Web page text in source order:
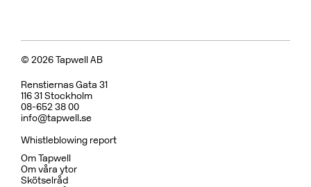
© 2026 Tapwell AB
Renstiernas Gata 31
116 31 Stockholm
08-652 38 00
info@tapwell.se
Whistleblowing report
Om Tapwell
Om våra ytor
Skötselråd